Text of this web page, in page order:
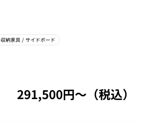
収納家具 / サイドボード
291,500円〜（税込）